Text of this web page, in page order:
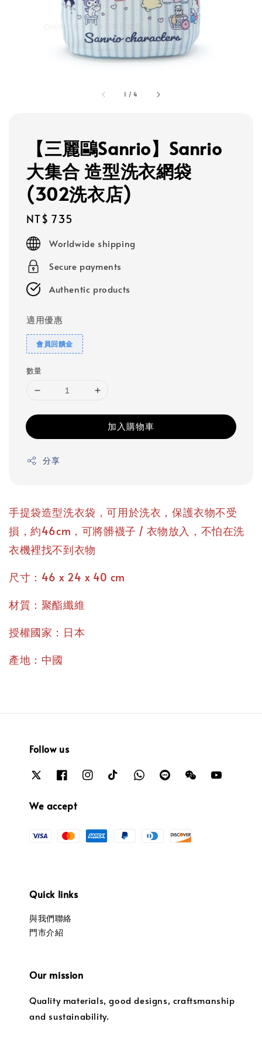
1 /4
【三麗鷗Sanrio】Sanrio
大集合 造型洗衣網袋
(302洗衣店)
Regular
price
NT$ 735
Worldwide shipping
Secure payments
Authentic products
適用優惠
會員回饋金
數量
加入購物車
分享
手提袋造型洗衣袋，可用於洗衣，保護衣物不受
損，約46cm，可將髒襪子 / 衣物放入，不怕在洗
衣機裡找不到衣物
尺寸：46 x 24 x 40 cm
材質：聚酯纖維
授權國家：日本
產地：中國
Follow us
We accept
Quick links
與我們聯絡
門市介紹
Our mission
Quality materials, good designs, craftsmanship
and sustainability.